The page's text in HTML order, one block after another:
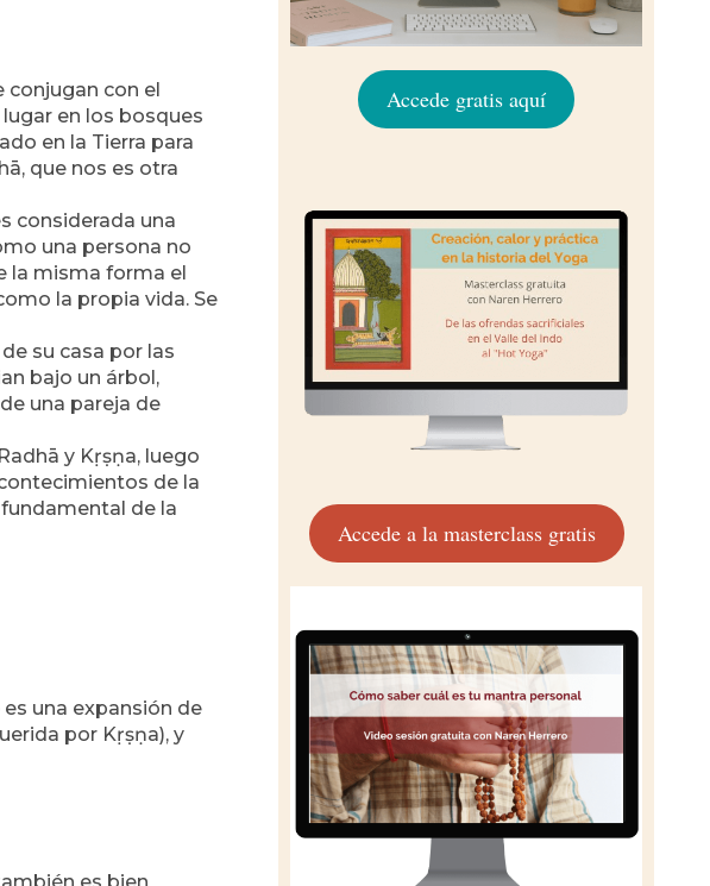
conjugan con el
en los bosques
en la Tierra para
que nos es otra
considerada una
una persona no
la misma forma el
la propia vida. Se
su casa por las
bajo un árbol,
una pareja de
y Kṛṣṇa, luego
de la
de la
una expansión de
por Kṛṣṇa), y
Accede gratis aquí
Accede a la masterclass gratis